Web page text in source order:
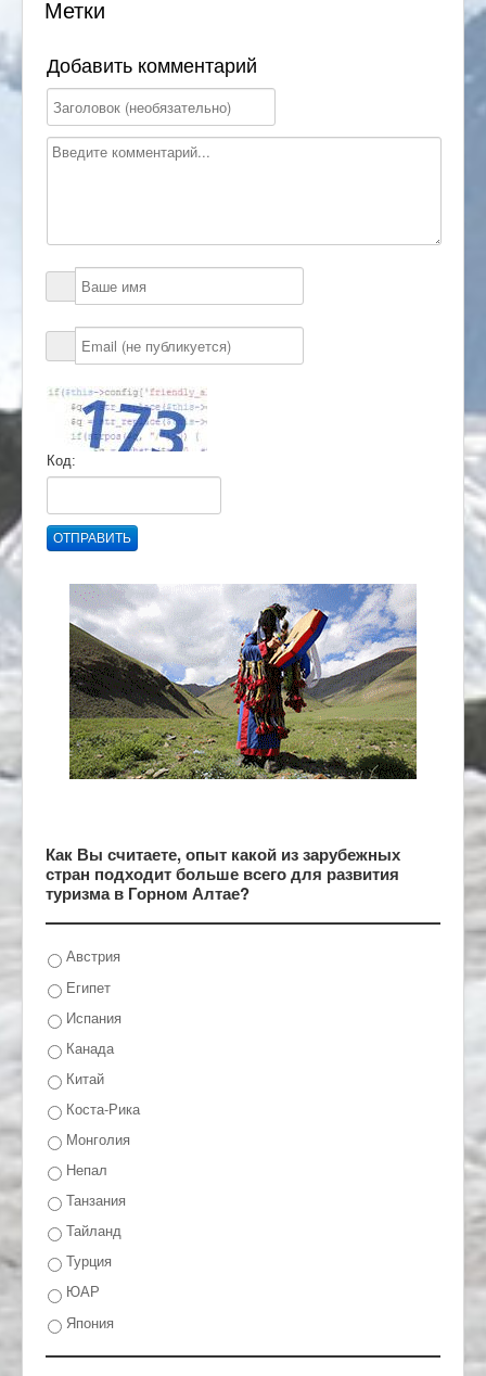
Метки
Добавить комментарий
Код:
ОТПРАВИТЬ
Как Вы считаете, опыт какой из зарубежных
стран подходит больше всего для развития
туризма в Горном Алтае?
Австрия
Египет
Испания
Канада
Китай
Коста-Рика
Монголия
Непал
Танзания
Тайланд
Турция
ЮАР
Япония